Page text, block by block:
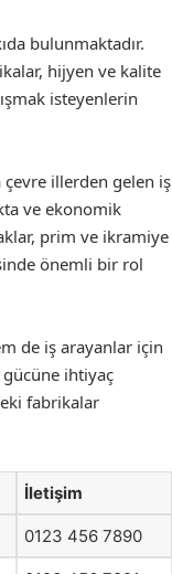
bulunmaktadır.
hijyen ve kalite
isteyenlerin
çevre illerden gelen iş
ve ekonomik
prim ve ikramiye
önemli bir rol
de iş arayanlar için
ihtiyaç
fabrikalar
İletişim
0123 456 7890